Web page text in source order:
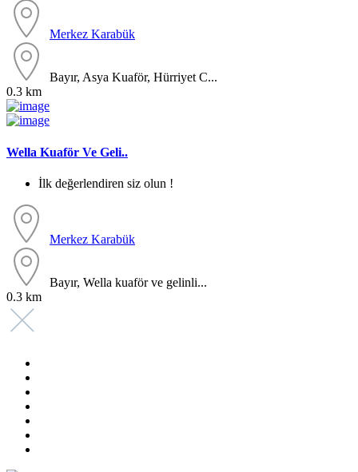
Merkez Karabük
Bayır, Asya Kuaför, Hürriyet C...
0.3 km
Wella Kuaför Ve Geli..
İlk değerlendiren siz olun !
Merkez Karabük
Bayır, Wella kuaför ve gelinli...
0.3 km